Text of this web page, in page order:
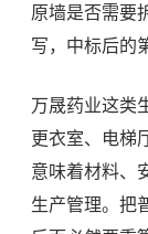
原墙是否需要
写，中标后的
万晟药业这类
更衣室、电梯
意味着材料、
生产管理。把